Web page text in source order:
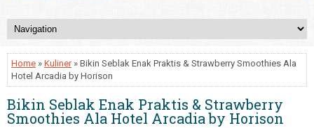
Home » Kuliner» Bikin Seblak Enak Praktis & Strawberry Smoothies Ala
Hotel Arcadia by Horison
Bikin Seblak Enak Praktis & Strawberry
Smoothies Ala Hotel Arcadia by Horison